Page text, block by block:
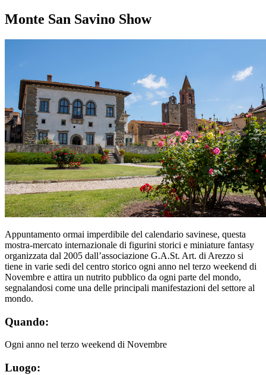
Monte San Savino Show
Appuntamento ormai imperdibile del calendario savinese, questa
mostra-mercato internazionale di figurini storici e miniature fantasy
organizzata dal 2005 dall’associazione G.A.St. Art. di Arezzo si
tiene in varie sedi del centro storico ogni anno nel terzo weekend di
Novembre e attira un nutrito pubblico da ogni parte del mondo,
segnalandosi come una delle principali manifestazioni del settore al
mondo.
Quando:
Ogni anno nel terzo weekend di Novembre
Luogo: